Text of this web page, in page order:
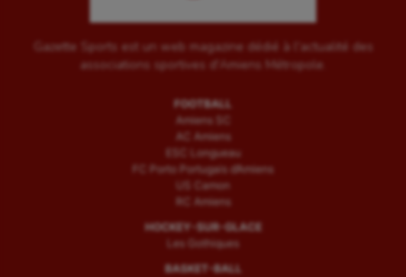
Gazette Sports est un web magazine dédié à l'actualité des
associations sportives d'Amiens Métropole.
FOOTBALL
Amiens SC
AC Amiens
ESC Longueau
FC Porto Portugais d’Amiens
US Camon
RC Amiens
HOCKEY-SUR-GLACE
Les Gothiques
BASKET-BALL